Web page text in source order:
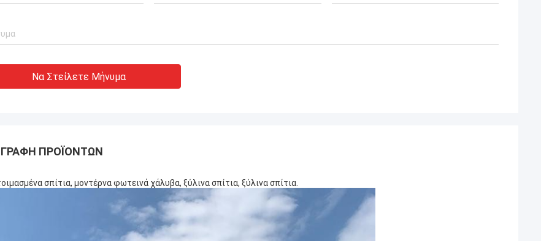
Να Στείλετε Μήνυμα
ΠΡΟΪΌΝΤΩΝ
σπίτια, μοντέρνα φωτεινά χάλυβα, ξύλινα σπίτια, ξύλινα σπίτια.